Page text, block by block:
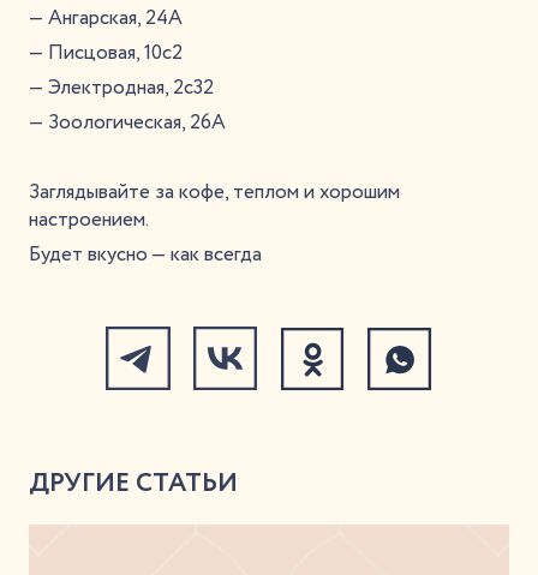
— Ангарская, 24А
— Писцовая, 10с2
— Электродная, 2с32
— Зоологическая, 26А
Заглядывайте за кофе, теплом и хорошим
настроением.
Будет вкусно — как всегда
ДРУГИЕ СТАТЬИ